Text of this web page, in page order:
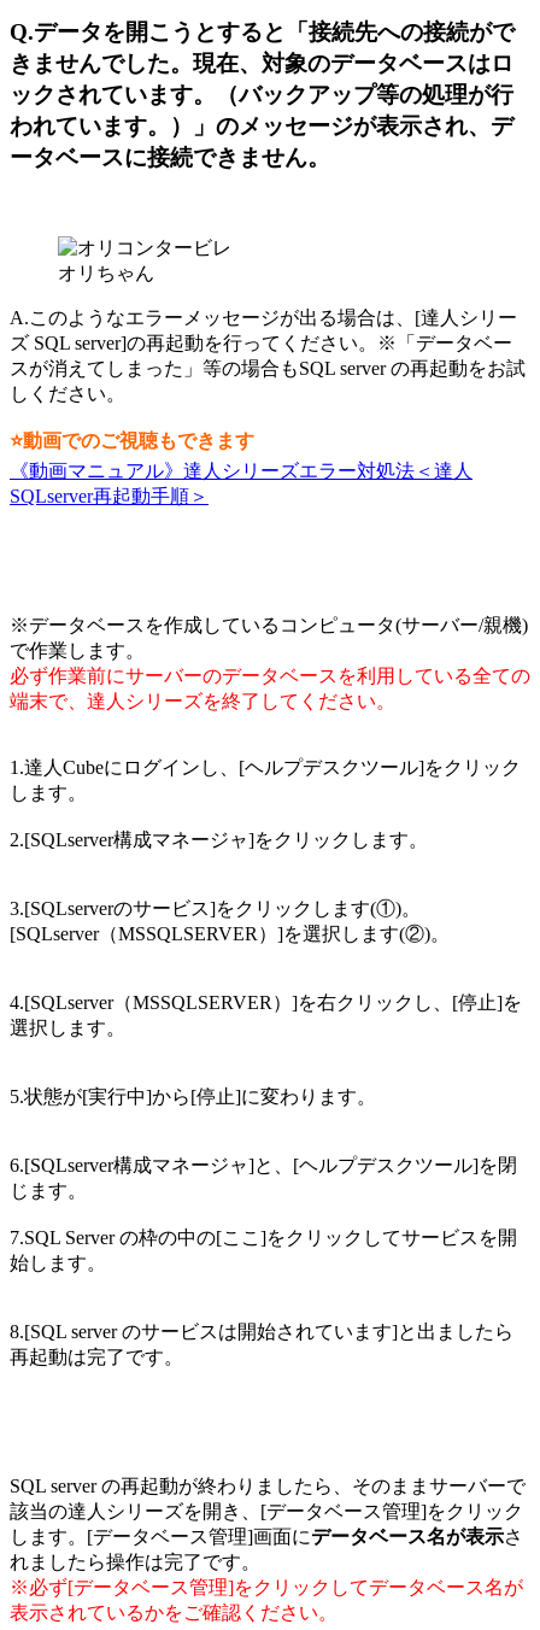
Q.データを開こうとすると「接続先への接続がで
きませんでした。現在、対象のデータベースはロ
ックされています。（バックアップ等の処理が行
われています。）」のメッセージが表示され、デ
ータベースに接続できません。
オリちゃん
A.このようなエラーメッセージが出る場合は、[達人シリー
ズ SQL server]の再起動を行ってください。※「データベー
スが消えてしまった」等の場合もSQL server の再起動をお試
しください。
⭐動画でのご視聴もできます
《動画マニュアル》達人シリーズエラー対処法＜達人
SQLserver再起動手順＞
※データベースを作成しているコンピュータ(サーバー/親機)
で作業します。
必ず作業前にサーバーのデータベースを利用している全ての
端末で、達人シリーズを終了してください。
1.達人Cubeにログインし、[ヘルプデスクツール]をクリック
します。
2.[SQLserver構成マネージャ]をクリックします。
3.[SQLserverのサービス]をクリックします(①)。
[SQLserver（MSSQLSERVER）]を選択します(②)。
4.[SQLserver（MSSQLSERVER）]を右クリックし、[停止]を
選択します。
5.状態が[実行中]から[停止]に変わります。
6.[SQLserver構成マネージャ]と、[ヘルプデスクツール]を閉
じます。
7.SQL Server の枠の中の[ここ]をクリックしてサービスを開
始します。
8.[SQL server のサービスは開始されています]と出ましたら
再起動は完了です。
SQL server の再起動が終わりましたら、そのままサーバーで
該当の達人シリーズを開き、[データベース管理]をクリック
します。[データベース管理]画面にデータベース名が表示さ
れましたら操作は完了です。
※必ず[データベース管理]をクリックしてデータベース名が
表示されているかをご確認ください。